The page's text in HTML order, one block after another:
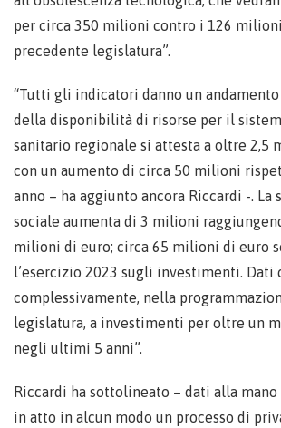
per circa 350 milioni contro i 126
precedente legislatura”.
“Tutti gli indicatori danno un
della disponibilità di risorse per il
sanitario regionale si attesta a oltre 2,5
con un aumento di circa 50 milioni
anno – ha aggiunto ancora Riccardi -. La
sociale aumenta di 3 milioni
milioni di euro; circa 65 milioni di euro
l’esercizio 2023 sugli investimenti. Dati
complessivamente, nella
legislatura, a investimenti per oltre un
negli ultimi 5 anni”.
Riccardi ha sottolineato – dati alla mano
in atto in alcun modo un processo di